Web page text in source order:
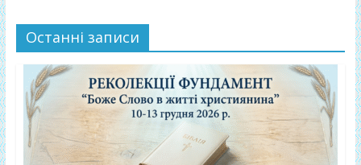
Останні записи